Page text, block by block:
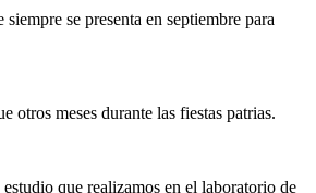
se presenta en septiembre para
otros meses durante las fiestas patrias.
que realizamos en el laboratorio de